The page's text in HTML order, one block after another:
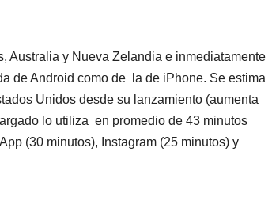
Australia y Nueva Zelandia e inmediatamente
de Android como de la de iPhone. Se estima
Unidos desde su lanzamiento (aumenta
lo utiliza en promedio de 43 minutos
(30 minutos), Instagram (25 minutos) y